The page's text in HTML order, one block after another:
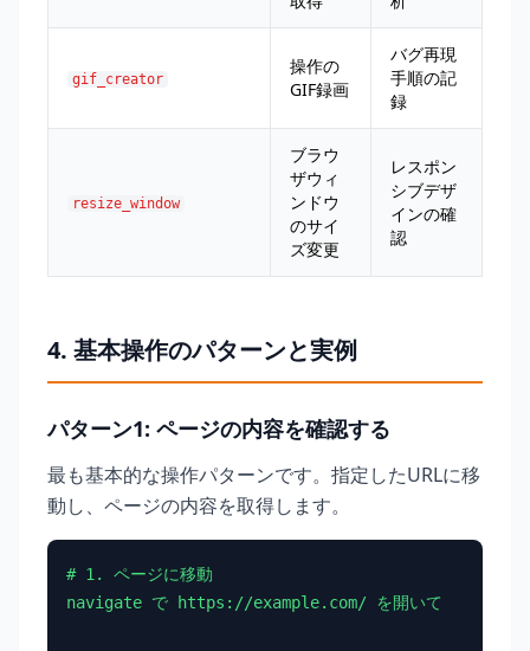
gif_creator
操作の
GIF録画
バグ再現
手順の記
録
resize_window
ブラウ
ザウィ
ンドウ
のサイ
ズ変更
レスポン
シブデザ
インの確
認
4. 基本操作のパターンと実例
パターン1: ページの内容を確認する
最も基本的な操作パターンです。指定したURLに移
動し、ページの内容を取得します。
# 1. ページに移動
navigate で https://example.com/ を開いて